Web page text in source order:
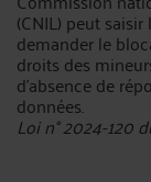
(CNIL) peut
demander le
droits des
d'absence de
données.
Loi n° 2024-120